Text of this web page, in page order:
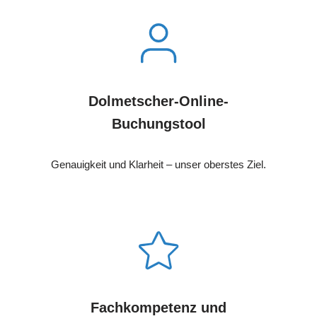
Dolmetscher-Online-
Buchungstool
Genauigkeit und Klarheit – unser oberstes Ziel.
Fachkompetenz und